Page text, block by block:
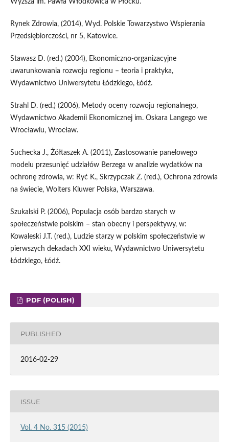
Wyższa im. Pawła Włodkowica w Płocku.
Rynek Zdrowia, (2014), Wyd. Polskie Towarzystwo Wspierania
Przedsiębiorczości, nr 5, Katowice.
Stawasz D. (red.) (2004), Ekonomiczno-organizacyjne
uwarunkowania rozwoju regionu – teoria i praktyka,
Wydawnictwo Uniwersytetu Łódzkiego, Łódź.
Strahl D. (red.) (2006), Metody oceny rozwoju regionalnego,
Wydawnictwo Akademii Ekonomicznej im. Oskara Langego we
Wrocławiu, Wrocław.
Suchecka J., Żółtaszek A. (2011), Zastosowanie panelowego
modelu przesunięć udziałów Berzega w analizie wydatków na
ochronę zdrowia, w: Ryć K., Skrzypczak Z. (red.), Ochrona zdrowia
na świecie, Wolters Kluwer Polska, Warszawa.
Szukalski P. (2006), Populacja osób bardzo starych w
społeczeństwie polskim – stan obecny i perspektywy, w:
Kowaleski J.T. (red.), Ludzie starzy w polskim społeczeństwie w
pierwszych dekadach XXI wieku, Wydawnictwo Uniwersytetu
Łódzkiego, Łódź.
PDF (POLISH)
PUBLISHED
2016-02-29
ISSUE
Vol. 4 No. 315 (2015)